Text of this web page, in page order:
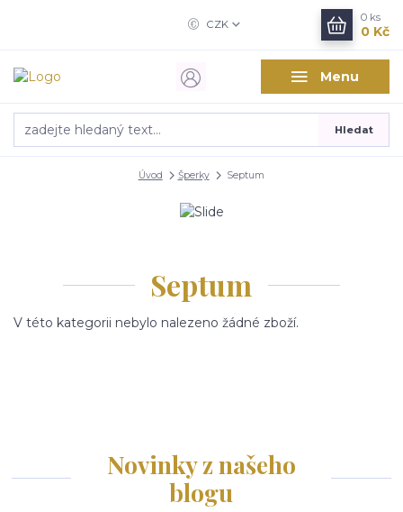
Menu
CZK
Hledat
0 ks
0 Kč
Úvod Šperky Septum
Septum
V této kategorii nebylo nalezeno žádné zboží.
Novinky z našeho
blogu